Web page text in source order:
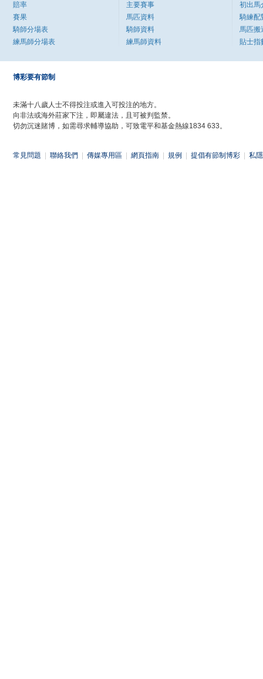
賠率
賽果
騎師分場表
練馬師分場表
主要賽事
馬匹資料
騎師資料
練馬師資料
初出馬
騎練配
馬匹搬
貼士指
博彩要有節制
未滿十八歲人士不得投注或進入可投注的地方。
向非法或海外莊家下注，即屬違法，且可被判監禁。
切勿沉迷賭博，如需尋求輔導協助，可致電平和基金熱線1834 633。
常見問題 聯絡我們 傳媒專用區 網頁指南 規例 提倡有節制博彩 私